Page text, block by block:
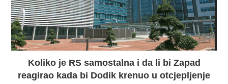
Koliko je RS samostalna i da li bi Zapad
reagirao kada bi Dodik krenuo u otcjepljenje